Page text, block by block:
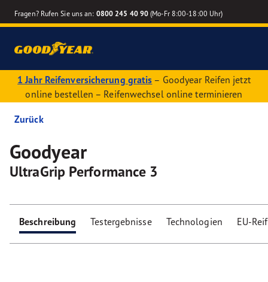
Fragen? Rufen Sie uns an: 0800 245 40 90 (Mo-Fr 8:00-18:00 Uhr)
1 Jahr Reifenversicherung gratis – Goodyear Reifen jetzt
online bestellen – Reifenwechsel online terminieren
Zurück
Goodyear
UltraGrip Performance 3
Beschreibung Testergebnisse Technologien EU-